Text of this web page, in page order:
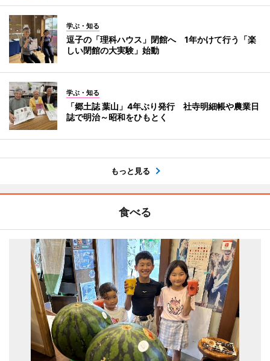
学ぶ・知る
逗子の「理科ハウス」閉館へ 1年かけて行う「楽
しい閉館の大実験」始動
学ぶ・知る
「郷土誌 葉山」4年ぶり発行 社寺明細帳や農業日
誌で明治～昭和をひもとく
もっと見る
食べる